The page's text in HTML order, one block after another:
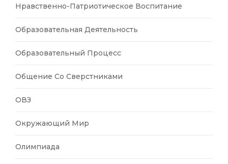
Нравственно-Патриотическое Воспитание
Образовательная Деятельность
Образовательный Процесс
Общение Со Сверстниками
ОВЗ
Окружающий Мир
Олимпиада